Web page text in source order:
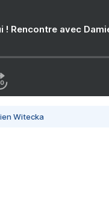
Rencontre avec
Witecka